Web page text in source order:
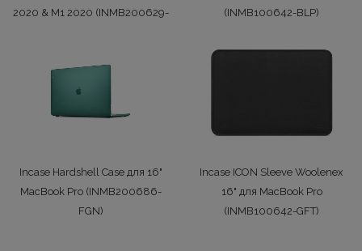
2020 & M1 2020 (INMB200629-
(INMB100642-BLP)
Incase Hardshell Case для 16"
MacBook Pro (INMB200686-
FGN)
Incase ICON Sleeve Woolenex
16" для MacBook Pro
(INMB100642-GFT)